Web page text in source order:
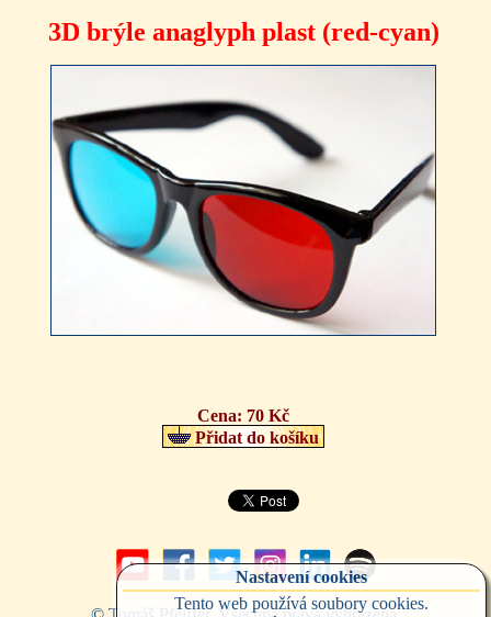
3D brýle anaglyph plast (red-cyan)
Cena: 70 Kč
Přidat do košíku
Nastavení cookies
Tento web používá soubory cookies.